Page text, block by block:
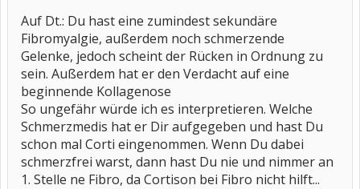
Auf Dt.: Du hast eine zumindest sekundäre
Fibromyalgie, außerdem noch schmerzende
Gelenke, jedoch scheint der Rücken in Ordnung zu
sein. Außerdem hat er den Verdacht auf eine
beginnende Kollagenose
So ungefähr würde ich es interpretieren. Welche
Schmerzmedis hat er Dir aufgegeben und hast Du
schon mal Corti eingenommen. Wenn Du dabei
schmerzfrei warst, dann hast Du nie und nimmer an
1. Stelle ne Fibro, da Cortison bei Fibro nicht hilft...